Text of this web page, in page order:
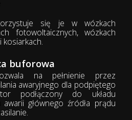
się je w wózkach
fotowoltaicznych, wózkach
kosiarkach.
buforowa
na pełnienie przez
awaryjnego dla podpiętego
podłączony do układu
głównego źródła prądu